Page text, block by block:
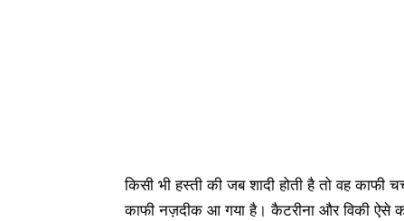
किसी भी हस्ती की जब शादी होती है तो वह काफी
काफी नज़दीक आ गया है। कैटरीना और विकी ऐसे